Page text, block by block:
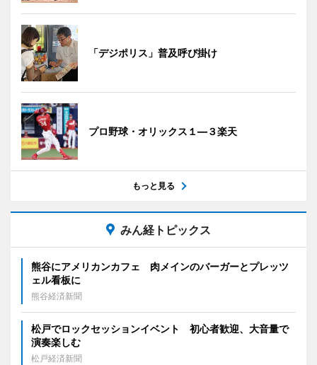
「デジポリス」普及呼び掛け
プロ野球・オリックス１―３楽天
もっと見る
みん経トピックス
熊谷にアメリカンカフェ 肉メインのバーガーとプレッツ
ェル看板に
熊谷経済新聞
松戸でロックセッションイベント 初心者歓迎、大音量で
演奏楽しむ
松戸経済新聞